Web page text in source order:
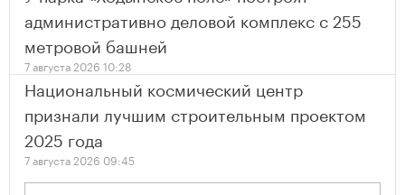
административно деловой комплекс с 255
метровой башней
7 августа 2026 10:28
Национальный космический центр
признали лучшим строительным проектом
2025 года
7 августа 2026 09:45